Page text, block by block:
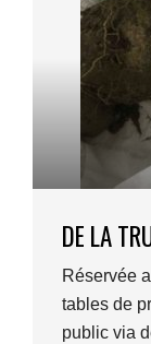
DE LA
Réservée
tables de
public via